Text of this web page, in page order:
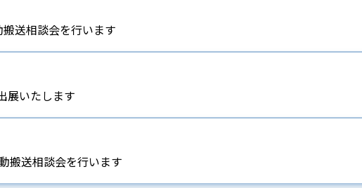
送相談会を行います
展いたします
送相談会を行います